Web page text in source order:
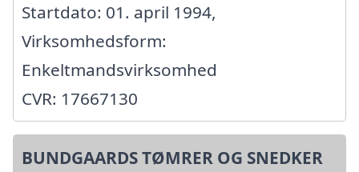
Startdato: 01. april 1994,
Virksomhedsform:
Enkeltmandsvirksomhed
CVR: 17667130
BUNDGAARDS TØMRER OG SNEDKER